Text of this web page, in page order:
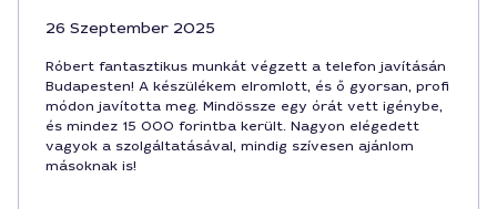
26 Szeptember 2025
Róbert fantasztikus munkát végzett a telefon javításán
Budapesten! A készülékem elromlott, és ő gyorsan, profi
módon javította meg. Mindössze egy órát vett igénybe,
és mindez 15 000 forintba került. Nagyon elégedett
vagyok a szolgáltatásával, mindig szívesen ajánlom
másoknak is!